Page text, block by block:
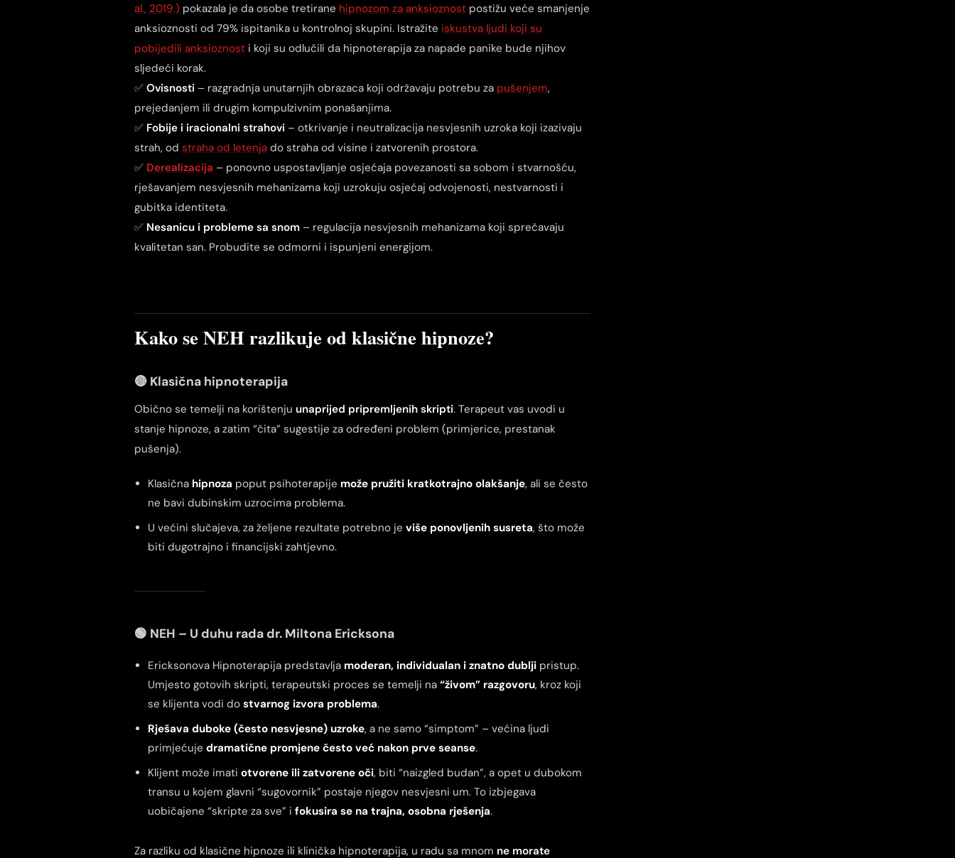
al., 2019.) pokazala je da osobe tretirane hipnozom za anksioznost postižu veće smanjenje
anksioznosti od 79% ispitanika u kontrolnoj skupini. Istražite iskustva ljudi koji su
pobijedili anksioznost i koji su odlučili da hipnoterapija za napade panike bude njihov
sljedeći korak.
✅Ovisnosti – razgradnja unutarnjih obrazaca koji održavaju potrebu za pušenjem,
prejedanjem ili drugim kompulzivnim ponašanjima.
✅ Fobije i iracionalni strahovi – otkrivanje i neutralizacija nesvjesnih uzroka koji izazivaju
strah, od straha od letenja do straha od visine i zatvorenih prostora.
✅ Derealizacija – ponovno uspostavljanje osjećaja povezanosti sa sobom i stvarnošću,
rješavanjem nesvjesnih mehanizama koji uzrokuju osjećaj odvojenosti, nestvarnosti i
gubitka identiteta.
✅ Nesanicu i probleme sa snom – regulacija nesvjesnih mehanizama koji sprečavaju
kvalitetan san. Probudite se odmorni i ispunjeni energijom.
Kako se NEH razlikuje od klasične hipnoze?
🔴 Klasična hipnoterapija
Obično se temelji na korištenju unaprijed pripremljenih skripti. Terapeut vas uvodi u
stanje hipnoze, a zatim “čita” sugestije za određeni problem (primjerice, prestanak
pušenja).
Klasična hipnoza poput psihoterapije može pružiti kratkotrajno olakšanje, ali se često
ne bavi dubinskim uzrocima problema.
U većini slučajeva, za željene rezultate potrebno jeviše ponovljenih susreta, što može
biti dugotrajno i financijski zahtjevno.
🟢 NEH – U duhu rada dr. Miltona Ericksona
Ericksonova Hipnoterapija predstavlja moderan, individualan i znatno dublji pristup.
Umjesto gotovih skripti, terapeutski proces se temelji na“živom” razgovoru, kroz koji
se klijenta vodi dostvarnog izvora problema.
Rješava duboke (često nesvjesne) uzroke, a ne samo “simptom” – većina ljudi
primjećujedramatične promjene često već nakon prve seanse.
Klijent može imatiotvorene ili zatvorene oči, biti “naizgled budan”, a opet u dubokom
transu u kojem glavni “sugovornik” postaje njegov nesvjesni um. To izbjegava
uobičajene “skripte za sve” ifokusira se na trajna, osobna rješenja.
Za razliku od klasične hipnoze ili klinička hipnoterapija, u radu sa mnom ne morate